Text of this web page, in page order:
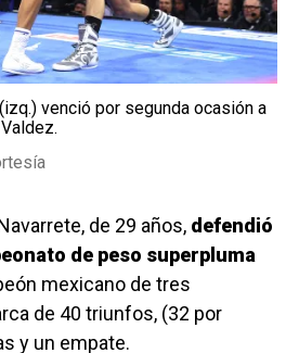
venció por segunda ocasión a
de 29 años, defendió
de peso superpluma
mexicano de tres
de 40 triunfos, (32 por
y un empate.